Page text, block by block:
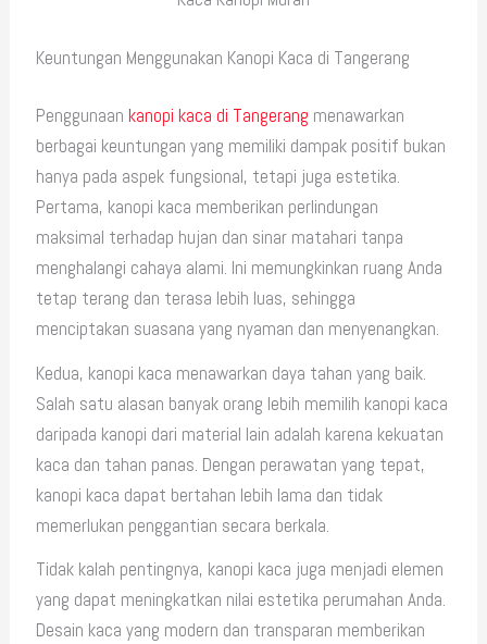
Keuntungan Menggunakan Kanopi Kaca di Tangerang
Penggunaankanopi kaca di Tangerang menawarkan
berbagai keuntungan yang memiliki dampak positif bukan
hanya pada aspek fungsional, tetapi juga estetika.
Pertama, kanopi kaca memberikan perlindungan
maksimal terhadap hujan dan sinar matahari tanpa
menghalangi cahaya alami. Ini memungkinkan ruang Anda
tetap terang dan terasa lebih luas, sehingga
menciptakan suasana yang nyaman dan menyenangkan.
Kedua, kanopi kaca menawarkan daya tahan yang baik.
Salah satu alasan banyak orang lebih memilih kanopi kaca
daripada kanopi dari material lain adalah karena kekuatan
kaca dan tahan panas. Dengan perawatan yang tepat,
kanopi kaca dapat bertahan lebih lama dan tidak
memerlukan penggantian secara berkala.
Tidak kalah pentingnya, kanopi kaca juga menjadi elemen
yang dapat meningkatkan nilai estetika perumahan Anda.
Desain kaca yang modern dan transparan memberikan